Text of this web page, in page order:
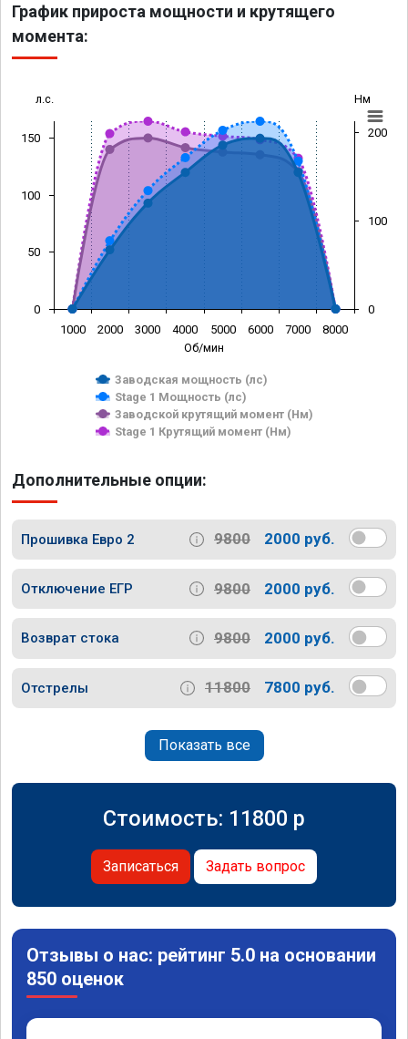
График прироста мощности и крутящего
момента:
Об/мин
л.с. Нм
Заводская мощность (лс)
Stage 1 Мощность (лс)
Заводской крутящий момент (Нм)
Stage 1 Крутящий момент (Нм)
1000 2000 3000 4000 5000 6000 7000 8000
0
50
100
150
0
100
200
Дополнительные опции:
Прошивка Евро 2 9800 2000 руб.
Отключение ЕГР 9800 2000 руб.
Возврат стока 9800 2000 руб.
Отстрелы 11800 7800 руб.
Показать все
Стоимость: 11800 p
Записаться Задать вопрос
Отзывы о нас: рейтинг 5.0 на основании
850 оценок